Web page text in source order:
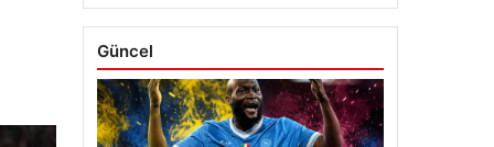
Güncel